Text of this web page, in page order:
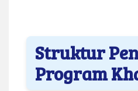
Struktur
Program